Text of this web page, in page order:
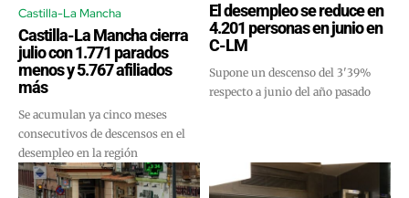
Castilla-La Mancha
Castilla-La Mancha cierra
julio con 1.771 parados
menos y 5.767 afiliados
más
Se acumulan ya cinco meses
consecutivos de descensos en el
desempleo en la región
El desempleo se reduce en
4.201 personas en junio en
C-LM
Supone un descenso del 3'39%
respecto a junio del año pasado